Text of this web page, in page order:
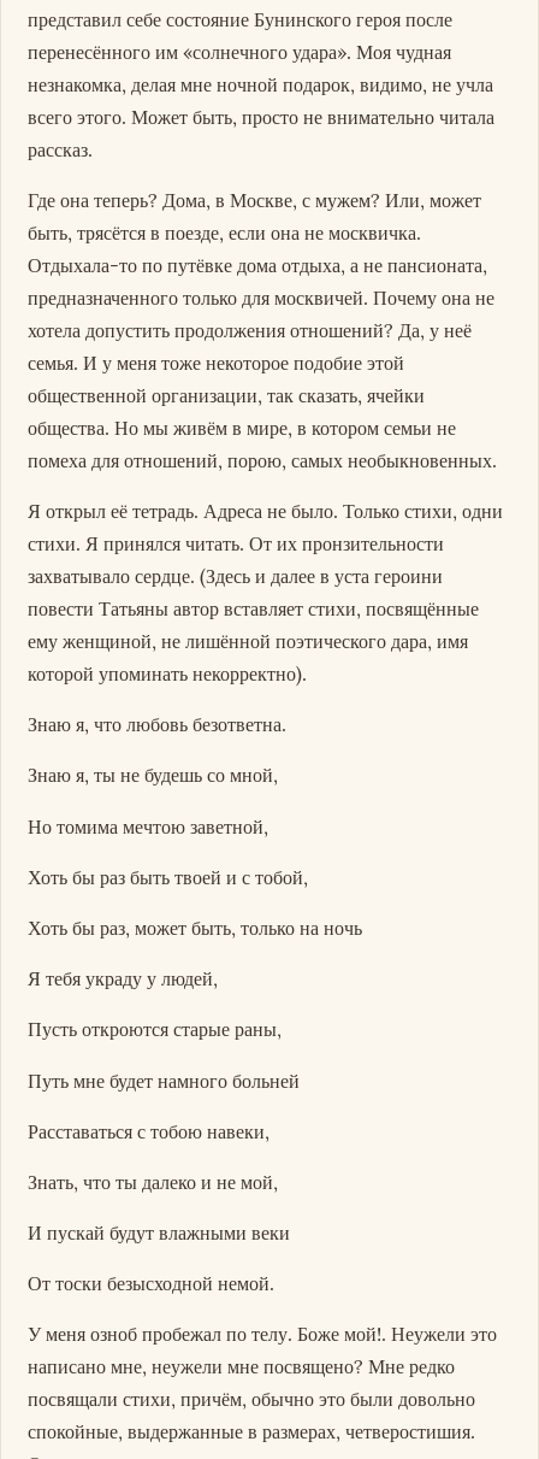
представил себе состояние Бунинского героя после
перенесённого им «солнечного удара». Моя чудная
незнакомка, делая мне ночной подарок, видимо, не учла
всего этого. Может быть, просто не внимательно читала
рассказ.
Где она теперь? Дома, в Москве, с мужем? Или, может
быть, трясётся в поезде, если она не москвичка.
Отдыхала-то по путёвке дома отдыха, а не пансионата,
предназначенного только для москвичей. Почему она не
хотела допустить продолжения отношений? Да, у неё
семья. И у меня тоже некоторое подобие этой
общественной организации, так сказать, ячейки
общества. Но мы живём в мире, в котором семьи не
помеха для отношений, порою, самых необыкновенных.
Я открыл её тетрадь. Адреса не было. Только стихи, одни
стихи. Я принялся читать. От их пронзительности
захватывало сердце. (Здесь и далее в уста героини
повести Татьяны автор вставляет стихи, посвящённые
ему женщиной, не лишённой поэтического дара, имя
которой упоминать некорректно).
Знаю я, что любовь безответна.
Знаю я, ты не будешь со мной,
Но томима мечтою заветной,
Хоть бы раз быть твоей и с тобой,
Хоть бы раз, может быть, только на ночь
Я тебя украду у людей,
Пусть откроются старые раны,
Путь мне будет намного больней
Расставаться с тобою навеки,
Знать, что ты далеко и не мой,
И пускай будут влажными веки
От тоски безысходной немой.
У меня озноб пробежал по телу. Боже мой!. Неужели это
написано мне, неужели мне посвящено? Мне редко
посвящали стихи, причём, обычно это были довольно
спокойные, выдержанные в размерах, четверостишия.